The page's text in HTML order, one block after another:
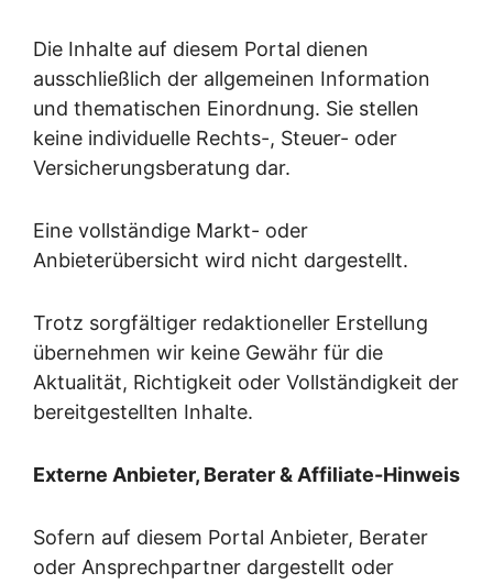
Die Inhalte auf diesem Portal dienen
ausschließlich der allgemeinen Information
und thematischen Einordnung. Sie stellen
keine individuelle Rechts-, Steuer- oder
Versicherungsberatung dar.
Eine vollständige Markt- oder
Anbieterübersicht wird nicht dargestellt.
Trotz sorgfältiger redaktioneller Erstellung
übernehmen wir keine Gewähr für die
Aktualität, Richtigkeit oder Vollständigkeit der
bereitgestellten Inhalte.
Externe Anbieter, Berater & Affiliate-Hinweis
Sofern auf diesem Portal Anbieter, Berater
oder Ansprechpartner dargestellt oder